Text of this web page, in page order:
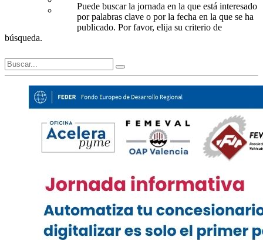
Puede buscar la jornada en la que está interesado
por palabras clave o por la fecha en la que se ha
publicado. Por favor, elija su criterio de
búsqueda.